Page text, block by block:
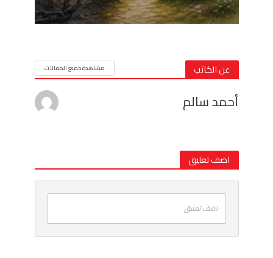
عن الكاتب مشاهدة جميع المقالات
أحمد سالم
اضف تعليق
اضف تعليق